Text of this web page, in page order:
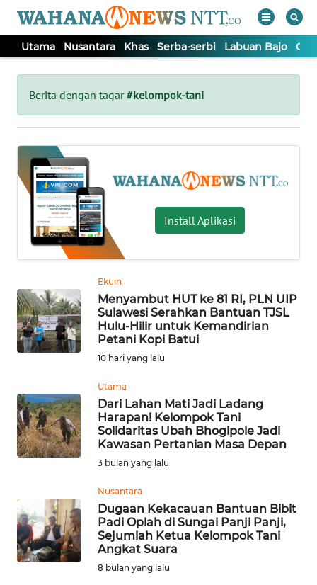
Utama Nusantara Khas Serba-serbi Labuan Bajo
Berita dengan tagar#kelompok-tani
Install Aplikasi
Ekuin
Menyambut HUT ke 81 RI, PLN UIP
Sulawesi Serahkan Bantuan TJSL
Hulu-Hilir untuk Kemandirian
Petani Kopi Batui
10 hari yang lalu
Utama
Dari Lahan Mati Jadi Ladang
Harapan! Kelompok Tani
Solidaritas Ubah Bhogipole Jadi
Kawasan Pertanian Masa Depan
3 bulan yang lalu
Nusantara
Dugaan Kekacauan Bantuan Bibit
Padi Oplah di Sungai Panji Panji,
Sejumlah Ketua Kelompok Tani
Angkat Suara
8 bulan yang lalu
Tutup
UTAMA
NUSANTARA
KHAS
SERBA-
SERBI
LABUAN
BAJO
Informasi
INDEKS
BERITA
INFO
IKLAN